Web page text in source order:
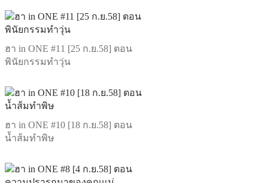
ฮา in ONE #11 [25 ก.ย.58] ตอน
พินัยกรรมทำวุ่น
ฮา in ONE #10 [18 ก.ย.58] ตอน
น้ำส้มทำพิษ